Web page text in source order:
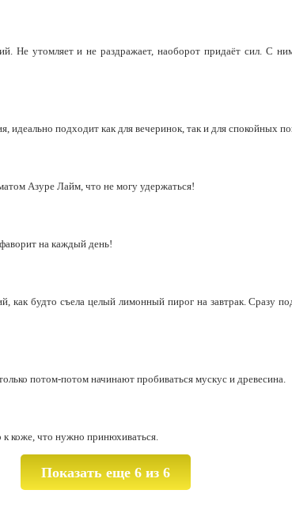
Не утомляет и не раздражает, наоборот придаёт сил. С
идеально подходит как для вечеринок, так и для спокойных
Азуре Лайм, что не могу удержаться!
на каждый день!
будто съела целый лимонный пирог на завтрак. Сразу
потом-потом начинают пробиваться мускус и древесина.
коже, что нужно принюхиваться.
Показать еще 6 из 6